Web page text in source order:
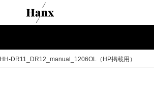
HH-DR11_DR12_manual_1206OL（HP掲載用）